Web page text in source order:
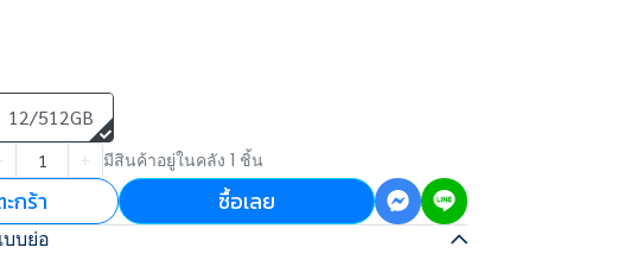
12/512GB
มีสินค้าอยู่ในคลัง 1 ชิ้น
กร้า ซื้อเลย
บย่อ